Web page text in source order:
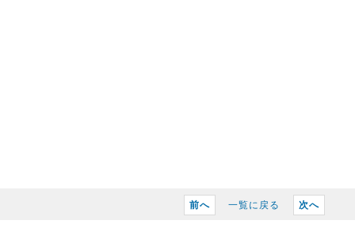
前へ 一覧に戻る 次へ